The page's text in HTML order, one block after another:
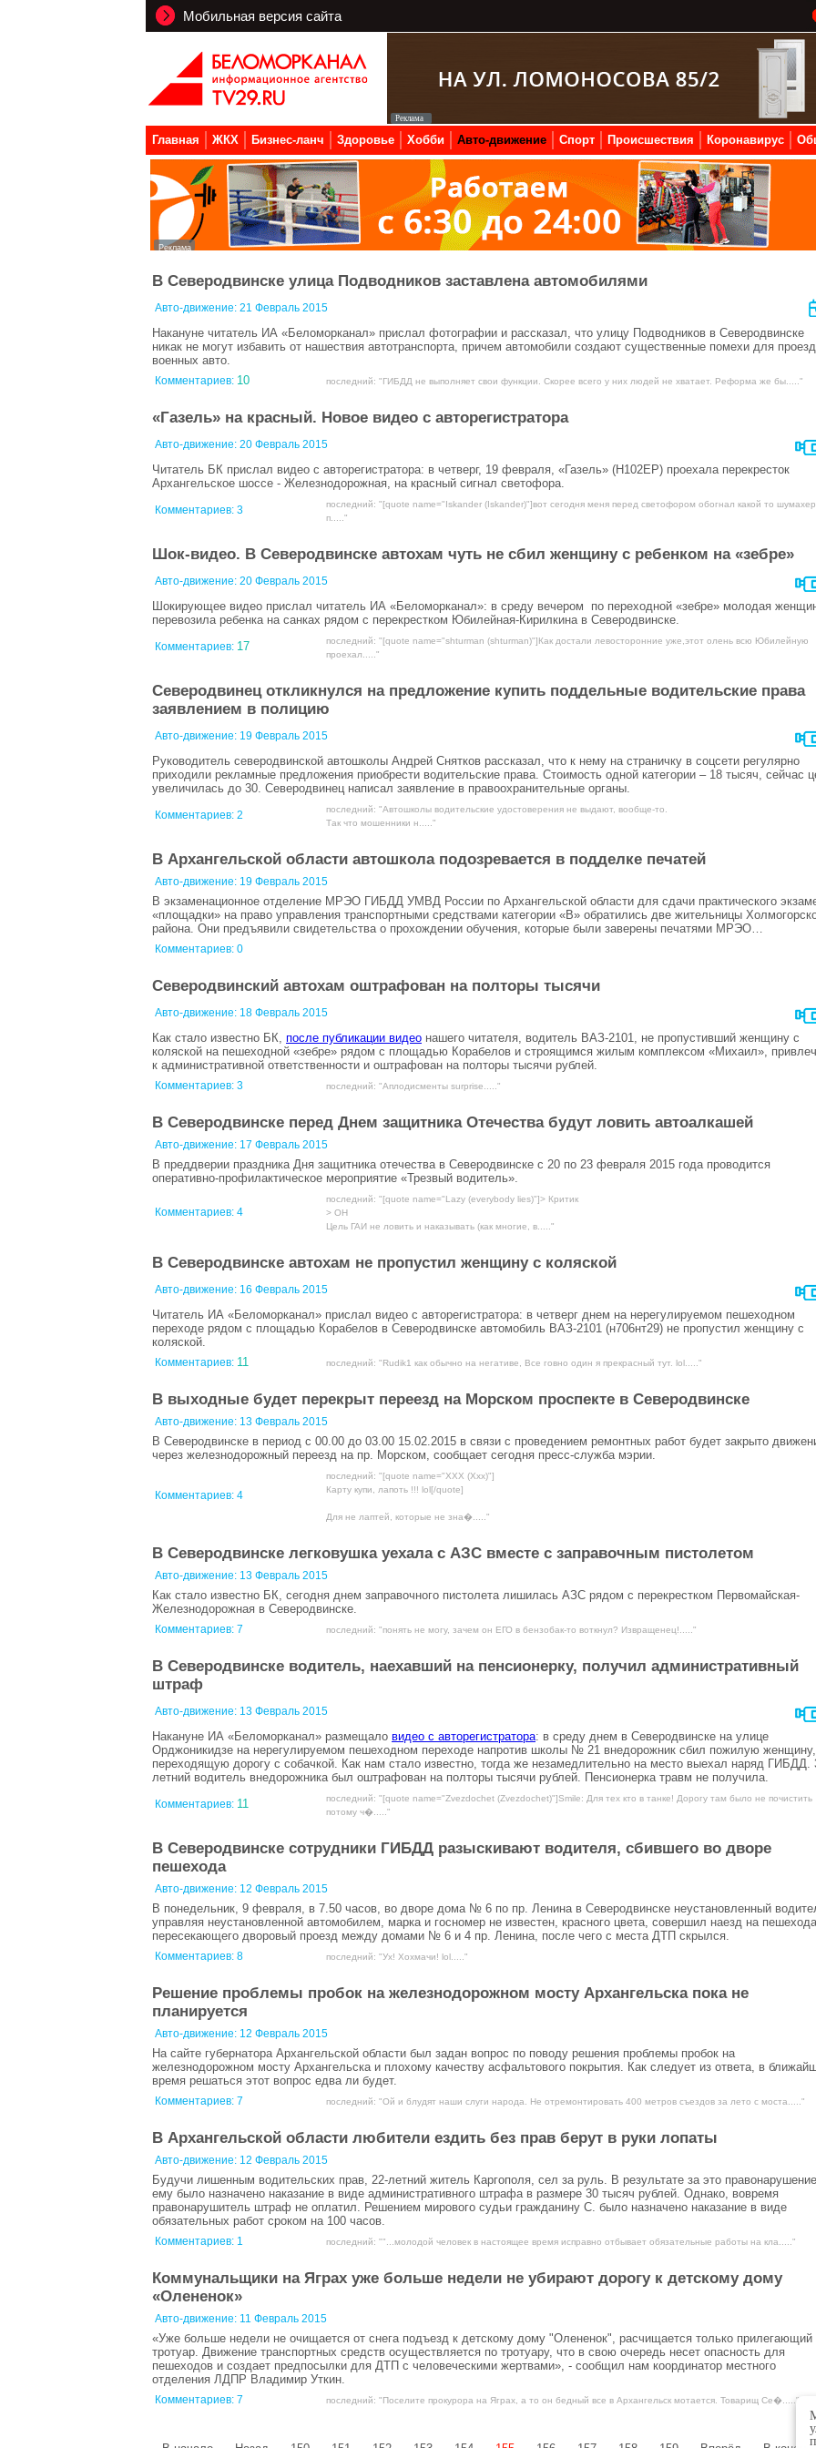
Мобильная версия сайта
Главная ЖКХ Бизнес-ланч Здоровье Хобби Авто-движение Спорт Происшествия Коронавирус
В Северодвинске улица Подводников заставлена автомобилями
Авто-движение: 21 Февраль 2015
Накануне читатель ИА «Беломорканал» прислал фотографии и рассказал, что улицу Подводников в Северодвинске
никак не могут избавить от нашествия автотранспорта, причем автомобили создают существенные помехи для
военных авто.
Комментариев: 10 последний: "ГИБДД не выполняет свои функции. Скорее всего у них людей не хватает. Реформа же бы....."
«Газель» на красный. Новое видео с авторегистратора
Авто-движение: 20 Февраль 2015
Читатель БК прислал видео с авторегистратора: в четверг, 19 февраля, «Газель» (Н102ЕР) проехала перекресток
Архангельское шоссе - Железнодорожная, на красный сигнал светофора.
Комментариев: 3
последний: "[quote name="Iskander (Iskander)"]вот сегодня меня перед светофором обогнал какой то
п....."
Шок-видео. В Северодвинске автохам чуть не сбил женщину с ребенком на «зебре»
Авто-движение: 20 Февраль 2015
Шокирующее видео прислал читатель ИА «Беломорканал»: в среду вечером по переходной «зебре» молодая
перевозила ребенка на санках рядом с перекрестком Юбилейная-Кирилкина в Северодвинске.
Комментариев: 17
последний: "[quote name="shturman (shturman)"]Как достали левосторонние уже,этот олень всю Юбилейную
проехал....."
Северодвинец откликнулся на предложение купить поддельные водительские права
заявлением в полицию
Авто-движение: 19 Февраль 2015
Руководитель северодвинской автошколы Андрей Снятков рассказал, что к нему на страничку в соцсети регулярно
приходили рекламные предложения приобрести водительские права. Стоимость одной категории – 18 тысяч, сейчас
увеличилась до 30. Северодвинец написал заявление в правоохранительные органы.
Комментариев: 2
последний: "Автошколы водительские удостоверения не выдают, вообще-то.
Так что мошенники н....."
В Архангельской области автошкола подозревается в подделке печатей
Авто-движение: 19 Февраль 2015
В экзаменационное отделение МРЭО ГИБДД УМВД России по Архангельской области для сдачи практического
«площадки» на право управления транспортными средствами категории «В» обратились две жительницы
района. Они предъявили свидетельства о прохождении обучения, которые были заверены печатями МРЭО…
Комментариев: 0
Северодвинский автохам оштрафован на полторы тысячи
Авто-движение: 18 Февраль 2015
Как стало известно БК, после публикации видео нашего читателя, водитель ВАЗ-2101, не пропустивший женщину с
коляской на пешеходной «зебре» рядом с площадью Корабелов и строящимся жилым комплексом «Михаил»,
к административной ответственности и оштрафован на полторы тысячи рублей.
Комментариев: 3 последний: "Аплодисменты surprise....."
В Северодвинске перед Днем защитника Отечества будут ловить автоалкашей
Авто-движение: 17 Февраль 2015
В преддверии праздника Дня защитника отечества в Северодвинске с 20 по 23 февраля 2015 года проводится
оперативно-профилактическое мероприятие «Трезвый водитель».
Комментариев: 4
последний: "[quote name="Lazy (everybody lies)"]> Критик
> ОН
Цель ГАИ не ловить и наказывать (как многие, в....."
В Северодвинске автохам не пропустил женщину с коляской
Авто-движение: 16 Февраль 2015
Читатель ИА «Беломорканал» прислал видео с авторегистратора: в четверг днем на нерегулируемом пешеходном
переходе рядом с площадью Корабелов в Северодвинске автомобиль ВАЗ-2101 (н706нт29) не пропустил женщину с
коляской.
Комментариев: 11 последний: "Rudik1 как обычно на негативе, Все говно один я прекрасный тут. lol....."
В выходные будет перекрыт переезд на Морском проспекте в Северодвинске
Авто-движение: 13 Февраль 2015
В Северодвинске в период с 00.00 до 03.00 15.02.2015 в связи с проведением ремонтных работ будет закрыто
через железнодорожный переезд на пр. Морском, сообщает сегодня пресс-служба мэрии.
Комментариев: 4
последний: "[quote name="ХХХ (Ххх)"]
Карту купи, лапоть !!! lol[/quote]
Для не лаптей, которые не зна�....."
В Северодвинске легковушка уехала с АЗС вместе с заправочным пистолетом
Авто-движение: 13 Февраль 2015
Как стало известно БК, сегодня днем заправочного пистолета лишилась АЗС рядом с перекрестком Первомайская-
Железнодорожная в Северодвинске.
Комментариев: 7 последний: "понять не могу, зачем он ЕГО в бензобак-то воткнул? Извращенец!....."
В Северодвинске водитель, наехавший на пенсионерку, получил административный
штраф
Авто-движение: 13 Февраль 2015
Накануне ИА «Беломорканал» размещало видео с авторегистратора: в среду днем в Северодвинске на улице
Орджоникидзе на нерегулируемом пешеходном переходе напротив школы № 21 внедорожник сбил пожилую женщину,
переходящую дорогу с собачкой. Как нам стало известно, тогда же незамедлительно на место выехал наряд ГИБДД.
летний водитель внедорожника был оштрафован на полторы тысячи рублей. Пенсионерка травм не получила.
Комментариев: 11
последний: "[quote name="Zvezdochet (Zvezdochet)"]Smile: Для тех кто в танке! Дорогу там было не почистить
потому ч�....."
В Северодвинске сотрудники ГИБДД разыскивают водителя, сбившего во дворе
пешехода
Авто-движение: 12 Февраль 2015
В понедельник, 9 февраля, в 7.50 часов, во дворе дома № 6 по пр. Ленина в Северодвинске неустановленный
управляя неустановленной автомобилем, марка и госномер не известен, красного цвета, совершил наезд на
пересекающего дворовый проезд между домами № 6 и 4 пр. Ленина, после чего с места ДТП скрылся.
Комментариев: 8 последний: "Ух! Хохмачи! lol....."
Решение проблемы пробок на железнодорожном мосту Архангельска пока не
планируется
Авто-движение: 12 Февраль 2015
На сайте губернатора Архангельской области был задан вопрос по поводу решения проблемы пробок на
железнодорожном мосту Архангельска и плохому качеству асфальтового покрытия. Как следует из ответа, в
время решаться этот вопрос едва ли будет.
Комментариев: 7 последний: "Ой и блудят наши слуги народа. Не отремонтировать 400 метров съездов за лето с моста....."
В Архангельской области любители ездить без прав берут в руки лопаты
Авто-движение: 12 Февраль 2015
Будучи лишенным водительских прав, 22-летний житель Каргополя, сел за руль. В результате за это правонарушение
ему было назначено наказание в виде административного штрафа в размере 30 тысяч рублей. Однако, вовремя
правонарушитель штраф не оплатил. Решением мирового судьи гражданину С. было назначено наказание в виде
обязательных работ сроком на 100 часов.
Комментариев: 1 последний: ""...молодой человек в настоящее время исправно отбывает обязательные работы на кла....."
Коммунальщики на Яграх уже больше недели не убирают дорогу к детскому дому
«Олененок»
Авто-движение: 11 Февраль 2015
«Уже больше недели не очищается от снега подъезд к детскому дому "Олененок", расчищается только прилегающий
тротуар. Движение транспортных средств осуществляется по тротуару, что в свою очередь несет опасность для
пешеходов и создает предпосылки для ДТП с человеческими жертвами», - сообщил нам координатор местного
отделения ЛДПР Владимир Уткин.
Комментариев: 7 последний: "Поселите прокурора на Яграх, а то он бедный все в Архангельск мотается. Товарищ Се�....."